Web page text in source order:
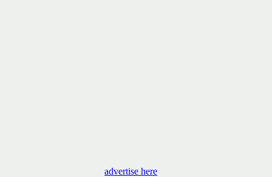
advertise here